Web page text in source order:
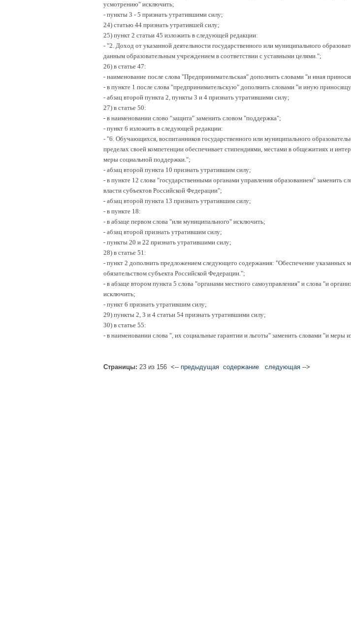
усмотрению" исключить;
- пункты 3 - 5 признать утратившими силу;
24) статью 44 признать утратившей силу;
25) пункт 2 статьи 45 изложить в следующей редакции:
- "2. Доход от указанной деятельности государственного или муниципального
данным образовательным учреждением в соответствии с уставными целями.";
26) в статье 47:
- наименование после слова "Предпринимательская" дополнить словами "и иная
- в пункте 1 после слова "предпринимательскую" дополнить словами "и иную
- абзац второй пункта 2, пункты 3 и 4 признать утратившими силу;
27) в статье 50:
- в наименовании слово "защита" заменить словом "поддержка";
- пункт 6 изложить в следующей редакции:
- "6. Обучающихся, воспитанников государственного или муниципального
пределах своей компетенции обеспечивает стипендиями, местами в общежитиях и
меры социальной поддержки.";
- абзац второй пункта 10 признать утратившим силу;
- в пункте 12 слова "государственными органами управления образованием" заменить
власти субъектов Российской Федерации";
- абзац второй пункта 13 признать утратившим силу;
- в пункте 18:
- в абзаце первом слова "или муниципального" исключить;
- абзац второй признать утратившим силу;
- пункты 20 и 22 признать утратившими силу;
28) в статье 51:
- пункт 2 дополнить предложением следующего содержания: "Обеспечение указанных
обязательством субъекта Российской Федерации.";
- в абзаце втором пункта 5 слова "органами местного самоуправления" и слова "и
исключить;
- пункт 6 признать утратившим силу;
29) пункты 2, 3 и 4 статьи 54 признать утратившими силу;
30) в статье 55:
- в наименовании слова ", их социальные гарантии и льготы" заменить словами "и меры
Страницы: 23 из 156 <-- предыдущая cодержание следующая -->